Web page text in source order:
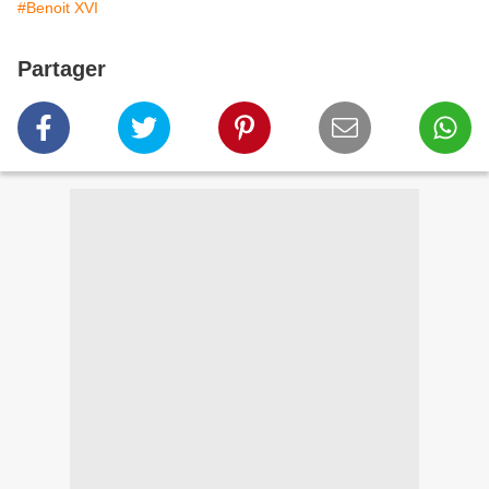
#Benoit XVI
Partager